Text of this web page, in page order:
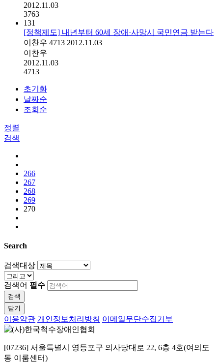
2012.11.03
3763
131
[정책제도] 내년부터 60세 장애·사망시 국민연금 받는다
이찬우 4713 2012.11.03
이찬우
2012.11.03
4713
초기화
날짜순
조회순
정렬
검색
266
267
268
269
270
Search
검색대상
검색어 필수
검색
닫기
이용약관 개인정보처리방침 이메일무단수집거부
[07236] 서울특별시 영등포구 의사당대로 22, 6층 4호(여의도
동 이룸센터)